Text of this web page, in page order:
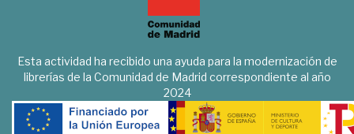
Esta actividad ha recibido una ayuda para la modernización de
librerías de la Comunidad de Madrid correspondiente al año
2024